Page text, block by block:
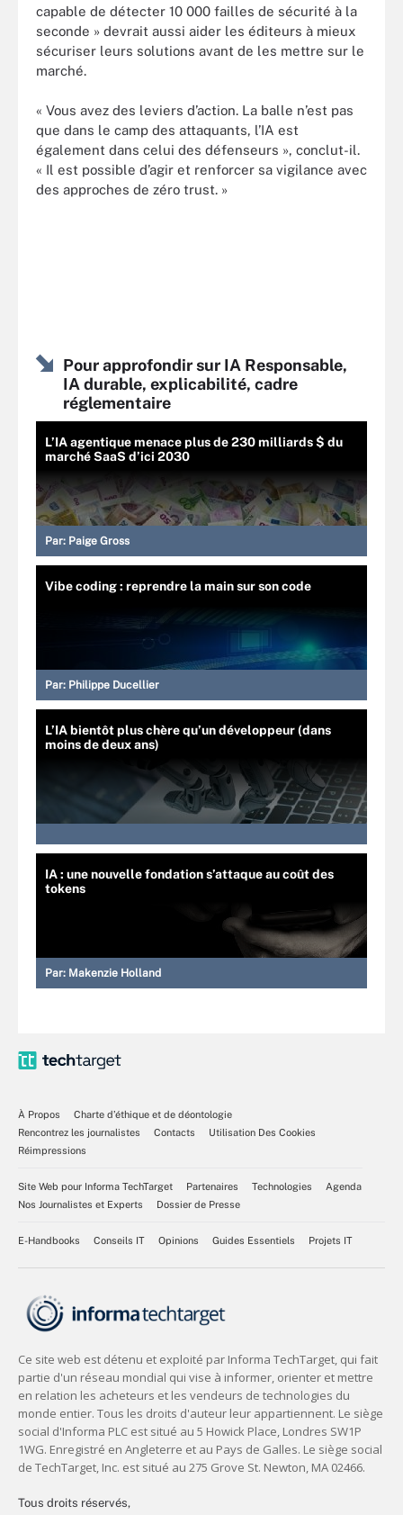
capable de détecter 10 000 failles de sécurité à la
seconde » devrait aussi aider les éditeurs à mieux
sécuriser leurs solutions avant de les mettre sur le
marché.
« Vous avez des leviers d’action. La balle n’est pas
que dans le camp des attaquants, l’IA est
également dans celui des défenseurs », conclut-il.
« Il est possible d’agir et renforcer sa vigilance avec
des approches de zéro trust. »
Pour approfondir sur IA Responsable,
IA durable, explicabilité, cadre
réglementaire
L’IA agentique menace plus de 230 milliards $ du
marché SaaS d’ici 2030
Par: Paige Gross
Vibe coding : reprendre la main sur son code
Par: Philippe Ducellier
L’IA bientôt plus chère qu’un développeur (dans
moins de deux ans)
IA : une nouvelle fondation s’attaque au coût des
tokens
Par: Makenzie Holland
À Propos
Charte d’éthique et de déontologie
Rencontrez les journalistes
Contacts
Utilisation Des Cookies
Réimpressions
Site Web pour Informa TechTarget Partenaires Technologies
Agenda
Nos Journalistes et Experts
Dossier de Presse
E-Handbooks Conseils IT Opinions Guides Essentiels Projets IT
Tous droits réservés,